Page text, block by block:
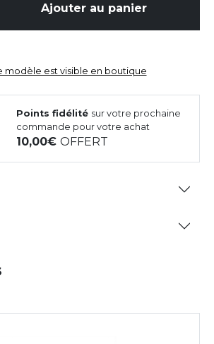
Ajouter au panier
modèle est visible en boutique
Points fidélité sur votre prochaine
commande pour votre achat
10,00OFFERT